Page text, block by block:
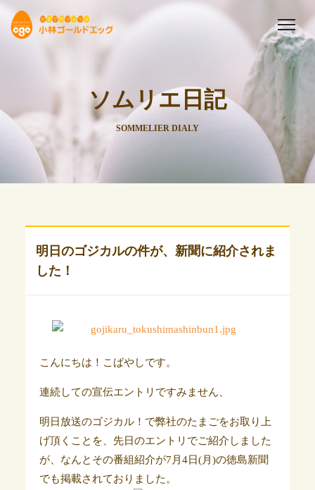
ソムリエ日記
SOMMELIER DIALY
明日のゴジカルの件が、新聞に紹介されま
した！
こんにちは！こばやしです。
連続しての宣伝エントリですみません、
明日放送のゴジカル！で弊社のたまごをお取り上
げ頂くことを、先日のエントリでご紹介しました
が、なんとその番組紹介が7月4日(月)の徳島新聞
でも掲載されてお りました。